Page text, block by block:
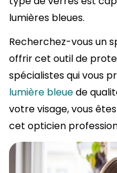
lumières bleues.
Recherchez-vous un
offrir cet outil de
spécialistes qui vous
lumière bleuede
votre visage, vous
cet opticien